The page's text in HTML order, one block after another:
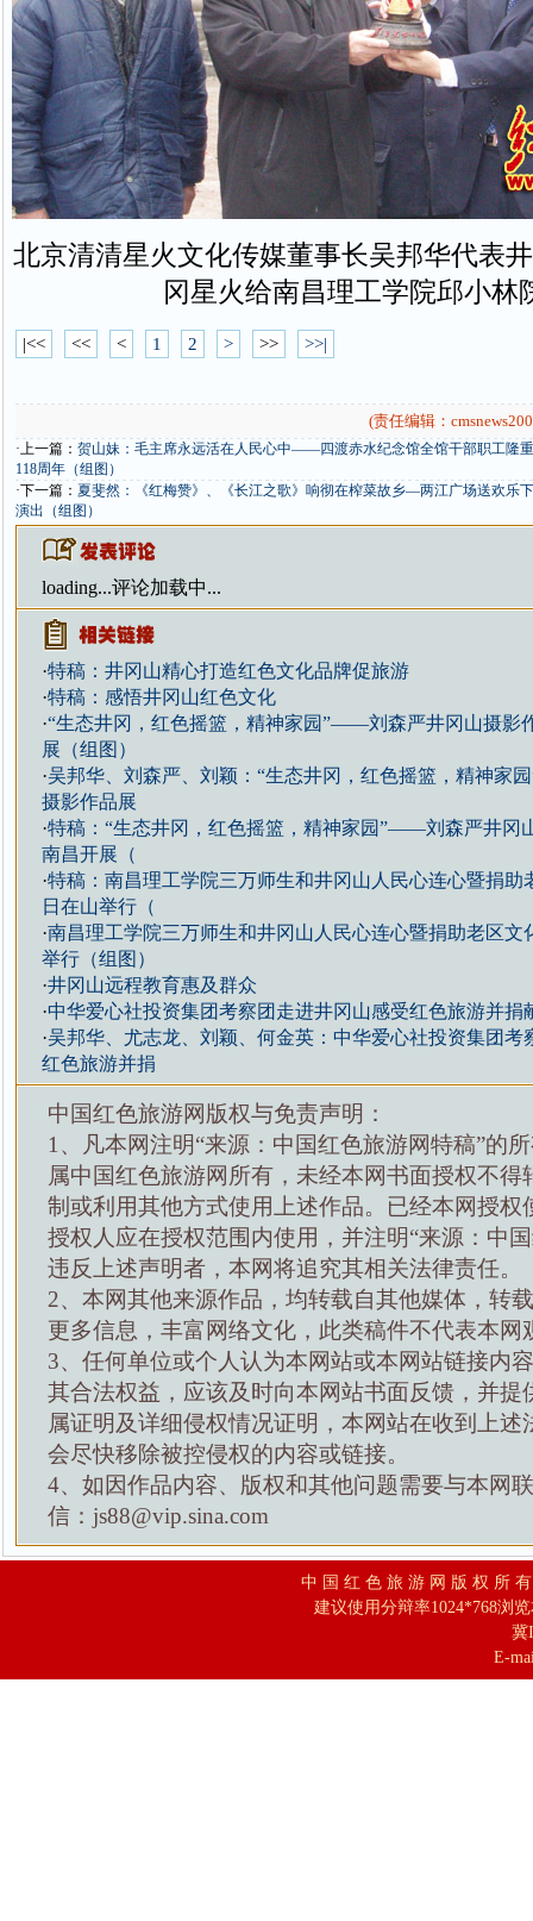
北京清清星火文化传媒董事长吴邦华代表
冈星火给南昌理工学院邱小林
|<< << < 1 2 > >> >>|
(责任编辑：
·上一篇： 贺山妹：毛主席永远活在人民心中——四渡赤水纪念馆全馆干部职工隆
118周年（组图）
·下一篇： 夏斐然：《红梅赞》、《长江之歌》响彻在榨菜故乡—两江广场送欢乐
演出（组图）
loading...评论加载中...
·特稿：井冈山精心打造红色文化品牌促旅游
·特稿：感悟井冈山红色文化
·“生态井冈，红色摇篮，精神家园”——刘森严井冈山摄影
展（组图）
·吴邦华、刘森严、刘颖：“生态井冈，红色摇篮，精神家
摄影作品展
·特稿：“生态井冈，红色摇篮，精神家园”——刘森严井冈
南昌开展（
·特稿：南昌理工学院三万师生和井冈山人民心连心暨捐助
日在山举行（
·南昌理工学院三万师生和井冈山人民心连心暨捐助老区文
举行（组图）
·井冈山远程教育惠及群众
·中华爱心社投资集团考察团走进井冈山感受红色旅游并捐
·吴邦华、尤志龙、刘颖、何金英：中华爱心社投资集团考
红色旅游并捐
中国红色旅游网版权与免责声明：
1、凡本网注明“来源：中国红色旅游网特稿”的
属中国红色旅游网所有，未经本网书面授权不得
制或利用其他方式使用上述作品。已经本网授权
授权人应在授权范围内使用，并注明“来源：中
违反上述声明者，本网将追究其相关法律责任。
2、本网其他来源作品，均转载自其他媒体，转
更多信息，丰富网络文化，此类稿件不代表本网
3、任何单位或个人认为本网站或本网站链接内
其合法权益，应该及时向本网站书面反馈，并提
属证明及详细侵权情况证明，本网站在收到上述
会尽快移除被控侵权的内容或链接。
4、如因作品内容、版权和其他问题需要与本网
信：js88@vip.sina.com
中 国 红 色 旅 游 网 版 权 所
建议使用分辩率1024*768浏
冀
E-